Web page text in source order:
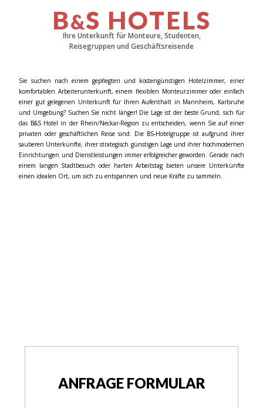
B&S HOTELS
Ihre Unterkunft für Monteure, Studenten,
Reisegruppen und Geschäftsreisende
Sie suchen nach einem gepflegten und kostengünstigen Hotelzimmer, einer
komfortablen Arbeiterunterkunft, einem flexiblen Monteurzimmer oder einfach
einer gut gelegenen Unterkunft für Ihren Aufenthalt in Mannheim, Karlsruhe
und Umgebung? Suchen Sie nicht länger! Die Lage ist der beste Grund, sich für
das B&S Hotel in der Rhein/Neckar-Region zu entscheiden, wenn Sie auf einer
privaten oder geschäftlichen Reise sind. Die BS-Hotelgruppe ist aufgrund ihrer
sauberen Unterkünfte, ihrer strategisch günstigen Lage und ihrer hochmodernen
Einrichtungen und Dienstleistungen immer erfolgreicher geworden. Gerade nach
einem langen Stadtbesuch oder harten Arbeitstag bieten unsere Unterkünfte
einen idealen Ort, um sich zu entspannen und neue Kräfte zu sammeln.
ANFRAGE FORMULAR